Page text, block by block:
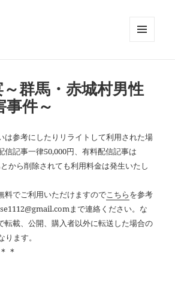
ット
群馬・赤城村男性
事件～
は参考にしたりリライトして利用された場
信記事一律50,000円、有料配信記事は
から削除されても利用料金は発生いたし
料でご利用いただけますのでこちらを参考
まで連絡ください。な
転載、公開、購入者以外に転送した場合の
ます。
＊